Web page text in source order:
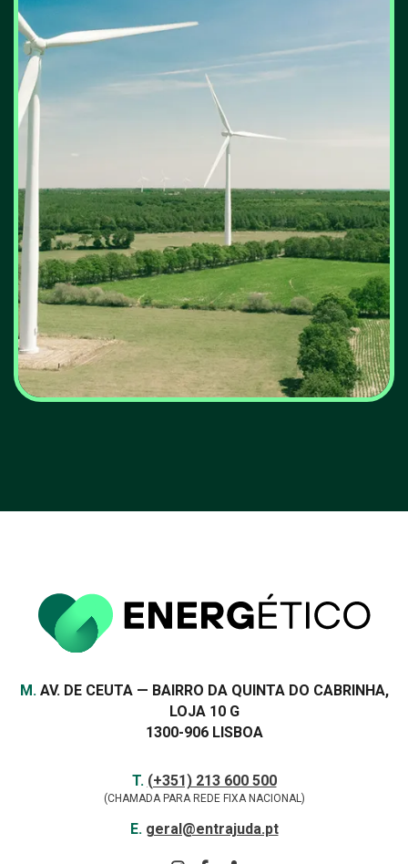
Morada
M.AV. DE CEUTA — BAIRRO DA QUINTA DO CABRINHA,
LOJA 10 G
1300-906 LISBOA
T. (+351) 213 600 500
(CHAMADA PARA REDE FIXA NACIONAL)
E. geral@entrajuda.pt